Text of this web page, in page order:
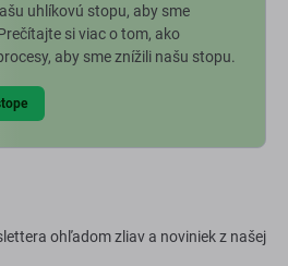
uhlíkovú stopu, aby sme
si viac o tom, ako
aby sme znížili našu stopu.
ohľadom zliav a noviniek z našej